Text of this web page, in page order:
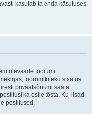
kasutab ta enda käsutuses
ülevaade foorumi
foorumiloleku staatust
privaatsõnumi saata.
ka esile tõsta. Kui lisad
postitused.